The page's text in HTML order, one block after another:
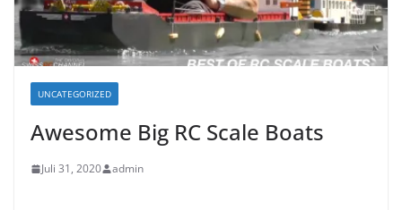
UNCATEGORIZED
Awesome Big RC Scale Boats
Juli 31, 2020 admin